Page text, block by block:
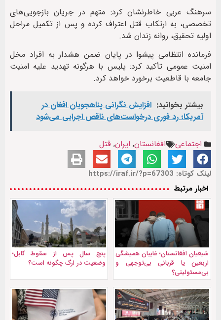
سرهنگ عربی خاطرنشان کرد: متهم در جریان بازجویی‌های
تخصصی، به ارتکاب قتل اعتراف کرده و پس از تکمیل مراحل
اولیه تحقیق، روانه زندان شد.
فرمانده انتظامی پیشوا در پایان ضمن هشدار به افراد مخل
امنیت عمومی تأکید کرد: پلیس با هرگونه تهدید علیه امنیت
جامعه با قاطعیت برخورد خواهد کرد.
بیشتر بخوانید: افزایش نگرانی پناهجویان افغان در
آمریکا؛ رد فوری درخواست‌های ناقص اجرایی می‌شود
اجتماعی افغانستان, ایران, قتل
لینک کوتاه: https://iraf.ir/?p=67303
اخبار مرتبط
شیعیان افغانستان؛ غایبان همیشگی
اربعین یا قربانی بی‌توجهی و
بی‌مسئولیتی؟
پنج سال پس از سقوط کابل؛
وضعیت در ارگ چگونه است؟